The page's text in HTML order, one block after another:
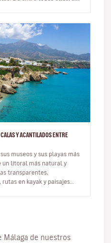
Y ACANTILADOS ENTRE
museos y sus playas más
un litoral más natural y
transparentes,
en kayak y paisajes
Málaga de nuestros